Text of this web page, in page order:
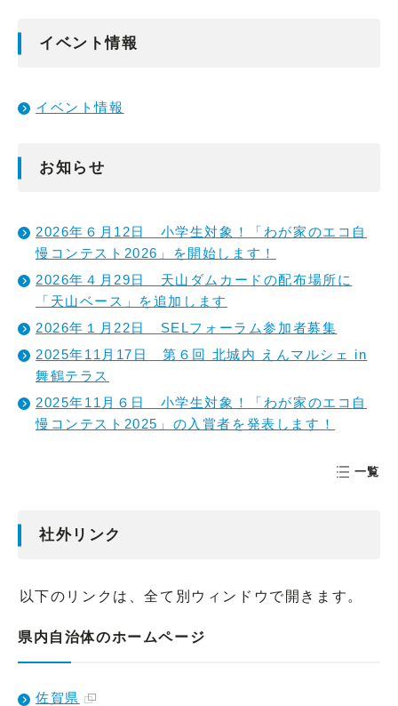
イベント情報
イベント情報
お知らせ
2026年６月12日 小学生対象！「わが家のエコ自
慢コンテスト2026」を開始します！
2026年４月29日 天山ダムカードの配布場所に
「天山ベース」を追加します
2026年１月22日 SELフォーラム参加者募集
2025年11月17日 第６回 北城内 えんマルシェ in
舞鶴テラス
2025年11月６日 小学生対象！「わが家のエコ自
慢コンテスト2025」の入賞者を発表します！
一覧
社外リンク
以下のリンクは、全て別ウィンドウで開きます。
県内自治体のホームページ
佐賀県